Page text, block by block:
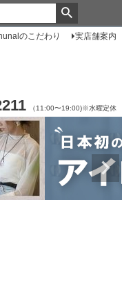
のこだわり 実店舗案内
（11:00〜19:00)※水曜定休